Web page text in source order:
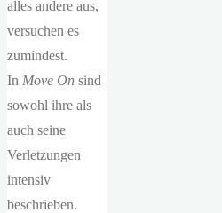
alles andere aus,
versuchen es
zumindest.
In Move On sind
sowohl ihre als
auch seine
Verletzungen
intensiv
beschrieben.